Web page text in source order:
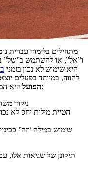
מתחילים בלימוד עברית
ו”אֶל”, או להשתמש ב”שֶׁל”
היא שימוש לא נכון בזמני
להווה, במיוחד בפעלים
הפועלהיא המפתח לדיבור שוטף. טעויות אופייניות נוספות:
ניקוד
הטיית מילות יחס לא
שימוש במילה “זה”
תיקונן של שגיאות אלו,